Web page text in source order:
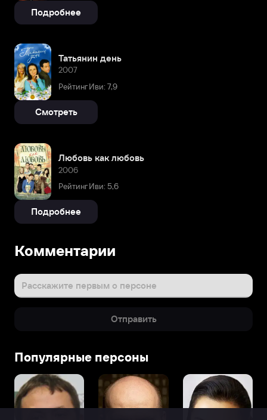
Подробнее
Татьянин день
2007
Рейтинг Иви: 7,9
Смотреть
Любовь как любовь
2006
Рейтинг Иви: 5,6
Подробнее
Комментарии
Расскажите первым о персоне
Отправить
Популярные персоны